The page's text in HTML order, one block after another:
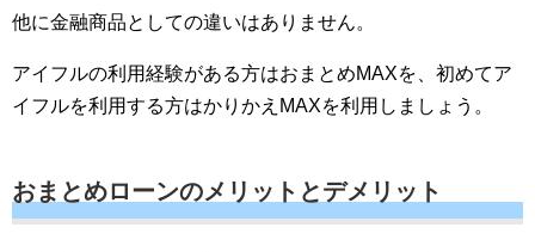
他に金融商品としての違いはありません。
アイフルの利用経験がある方はおまとめMAXを、初めてア
イフルを利用する方はかりかえMAXを利用しましょう。
おまとめローンのメリットとデメリット